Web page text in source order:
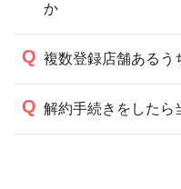
か
複数登録店舗あるう
解約手続きをしたら